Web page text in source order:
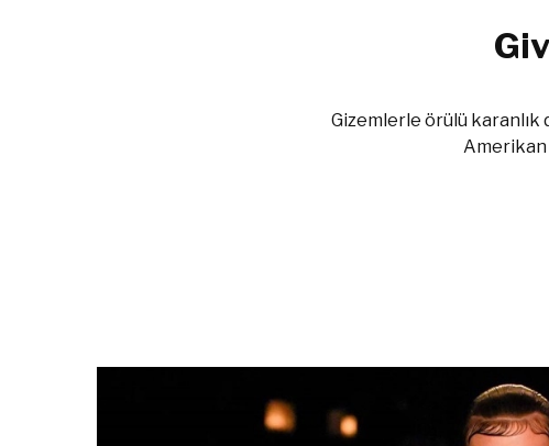
Gizemlerle örülü karanlık
Amerikan